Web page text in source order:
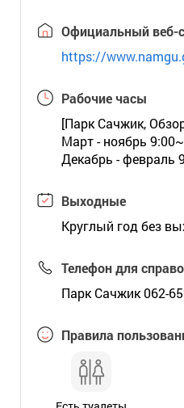
Официальный веб-
https://
Рабочие часы
[Парк Сачжик,
Март - ноябрь
Декабрь - февраль
Выходные
Круглый год без
Телефон для
Парк Сачжик 062-
Правила